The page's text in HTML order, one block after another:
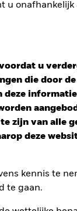
u onafhankelijk
u
die door
informatie
zijn van alle
deze
kennis te
te gaan.